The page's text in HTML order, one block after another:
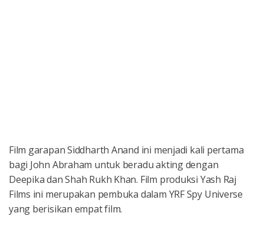
Film garapan Siddharth Anand ini menjadi kali pertama
bagi John Abraham untuk beradu akting dengan
Deepika dan Shah Rukh Khan. Film produksi Yash Raj
Films ini merupakan pembuka dalam YRF Spy Universe
yang berisikan empat film.